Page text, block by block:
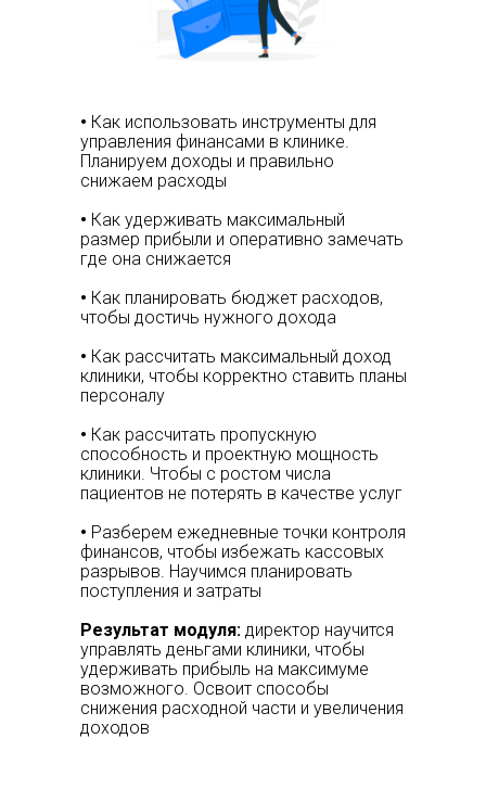
• Как использовать инструменты для
управления финансами в клинике.
Планируем доходы и правильно
снижаем расходы
• Как удерживать максимальный
размер прибыли и оперативно замечать
где она снижается
• Как планировать бюджет расходов,
чтобы достичь нужного дохода
• Как рассчитать максимальный доход
клиники, чтобы корректно ставить планы
персоналу
• Как рассчитать пропускную
способность и проектную мощность
клиники. Чтобы с ростом числа
пациентов не потерять в качестве услуг
• Разберем ежедневные точки контроля
финансов, чтобы избежать кассовых
разрывов. Научимся планировать
поступления и затраты
Результат модуля: директор научится
управлять деньгами клиники, чтобы
удерживать прибыль на максимуме
возможного. Освоит способы
снижения расходной части и увеличения
доходов